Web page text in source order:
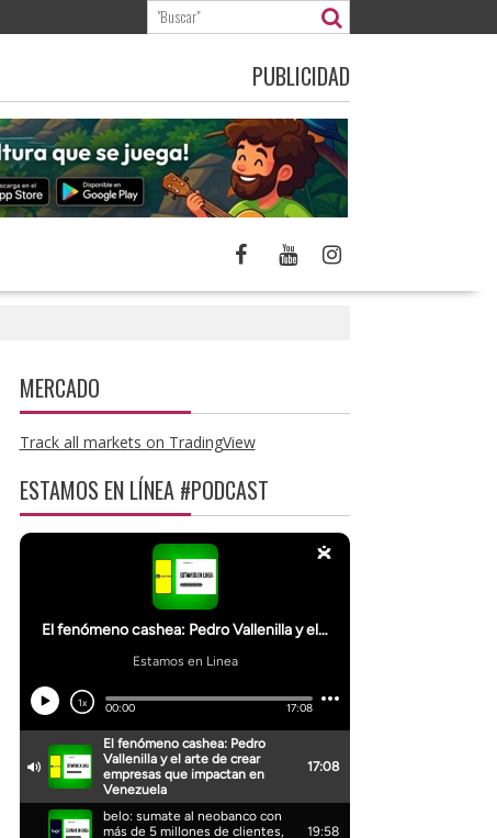
PUBLICIDAD
MERCADO
Track all markets on TradingView
ESTAMOS EN LÍNEA #PODCAST